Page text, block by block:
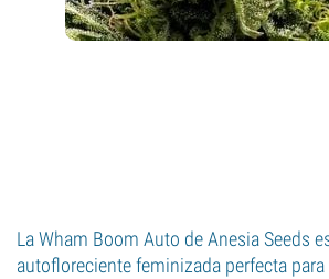
La Wham Boom Auto de Anesia Seeds
autofloreciente feminizada perfecta